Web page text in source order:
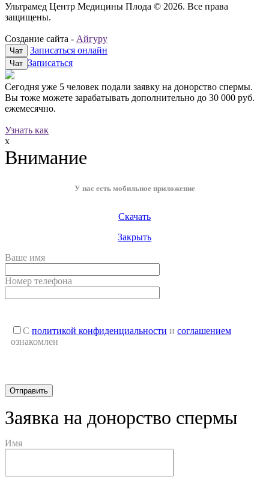
Ультрамед Центр Медицины Плода © 2026. Все права
защищены.
Создание сайта - Айгуру
Чат Записаться онлайн
Чат Записаться
Сегодня уже 5 человек подали заявку на донорство спермы.
Вы тоже можете зарабатывать дополнительно до 30 000 руб.
ежемесячно.
Узнать как
x
Внимание
У нас есть мобильное приложение
Скачать
Закрыть
Ваше имя
Номер телефона
С политикой конфиденциальности и соглашением
ознакомлен
Заявка на донорство спермы
Имя